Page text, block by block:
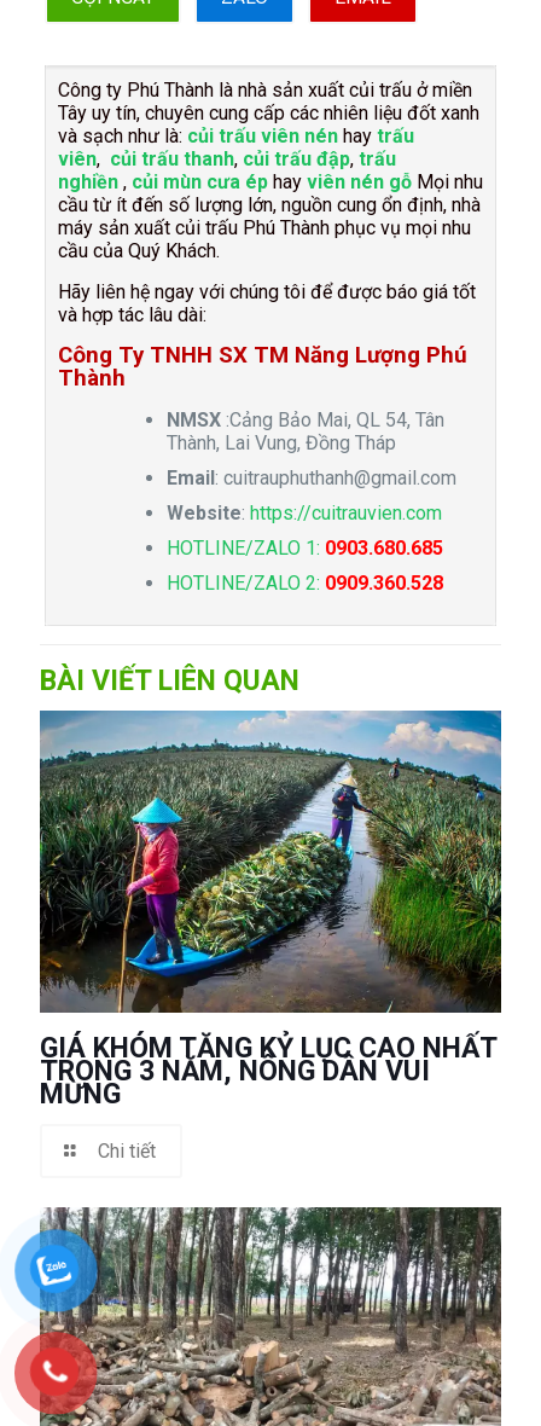
Công ty Phú Thành là nhà sản xuất củi trấu ở miền
Tây uy tín, chuyên cung cấp các nhiên liệu đốt xanh
và sạch như là: củi trấu viên nénhay trấu
viên, củi trấu thanh, củi trấu đập, trấu
nghiền, củi mùn cưa éphay viên nén gỗMọi nhu
cầu từ ít đến số lượng lớn, nguồn cung ổn định, nhà
máy sản xuất củi trấu Phú Thành phục vụ mọi nhu
cầu của Quý Khách.
Hãy liên hệ ngay với chúng tôi để được báo giá tốt
và hợp tác lâu dài:
Công Ty TNHH SX TM Năng Lượng Phú
Thành
NMSX:Cảng Bảo Mai, QL 54, Tân
Thành, Lai Vung, Đồng Tháp
Email : cuitrauphuthanh@gmail.com
Website: https://cuitrauvien.com
HOTLINE/ZALO 1: 0903.680.685
HOTLINE/ZALO 2: 0909.360.528
BÀI VIẾT LIÊN QUAN
GIÁ KHÓM TĂNG KỶ LỤC CAO NHẤT
TRONG 3 NĂM, NÔNG DÂN VUI
MỪNG
Chi tiết